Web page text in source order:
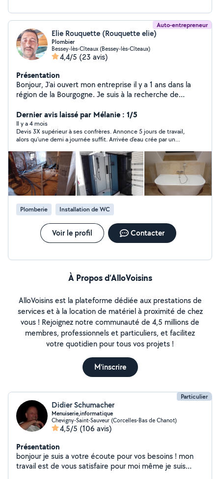
Auto-entrepreneur
Elie Rouquette (Rouquette elie)
Plombier
Bessey-lès-Cîteaux (Bessey-lès-Cîteaux)
4,4/5 (23 avis)
Présentation
Bonjour, J'ai ouvert mon entreprise il y a 1 ans dans la
région de la Bourgogne. Je suis à la recherche de
Je me déplace pour effectuer des devis gratuit.
Dernier avis laissé par Mélanie : 1/5
Il y a 4 mois
Devis 3X supérieur à ses confrères. Annonce 5 jours de travail,
alors qu’une demi a journée suffit. Arrivée d’eau crée par un
Plomberie Installation de WC
Voir le profil Contacter
À Propos d’AlloVoisins
AlloVoisins est la plateforme dédiée aux prestations de
services et à la location de matériel à proximité de chez
vous ! Rejoignez notre communauté de 4,5 millions de
membres, professionnels et particuliers, et facilitez
votre quotidien pour tous vos projets !
M'inscrire
Particulier
Didier Schumacher
Menuiserie,informatique
Chevigny-Saint-Sauveur (Corcelles-Bas de Chanot)
4,5/5 (106 avis)
Présentation
bonjour je suis a votre écoute pour vos besoins ! mon
travail est de vous satisfaire pour moi même je suis